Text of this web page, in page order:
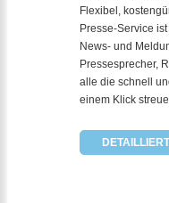
Flexibel,
Presse-Service
News- und
Pressesprecher,
alle die schnell
einem Klick